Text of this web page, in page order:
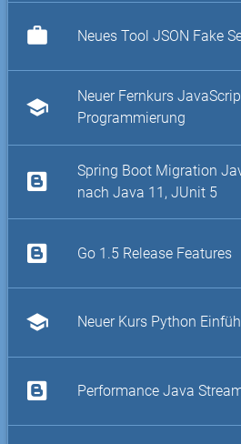
work Neues Tool JSON Fake
school
Neuer Fernkurs
Programmierung
Spring Boot Migration
nach Java 11, JUnit 5
Go 1.5 Release Features
school Neuer Kurs Python
Performance Java